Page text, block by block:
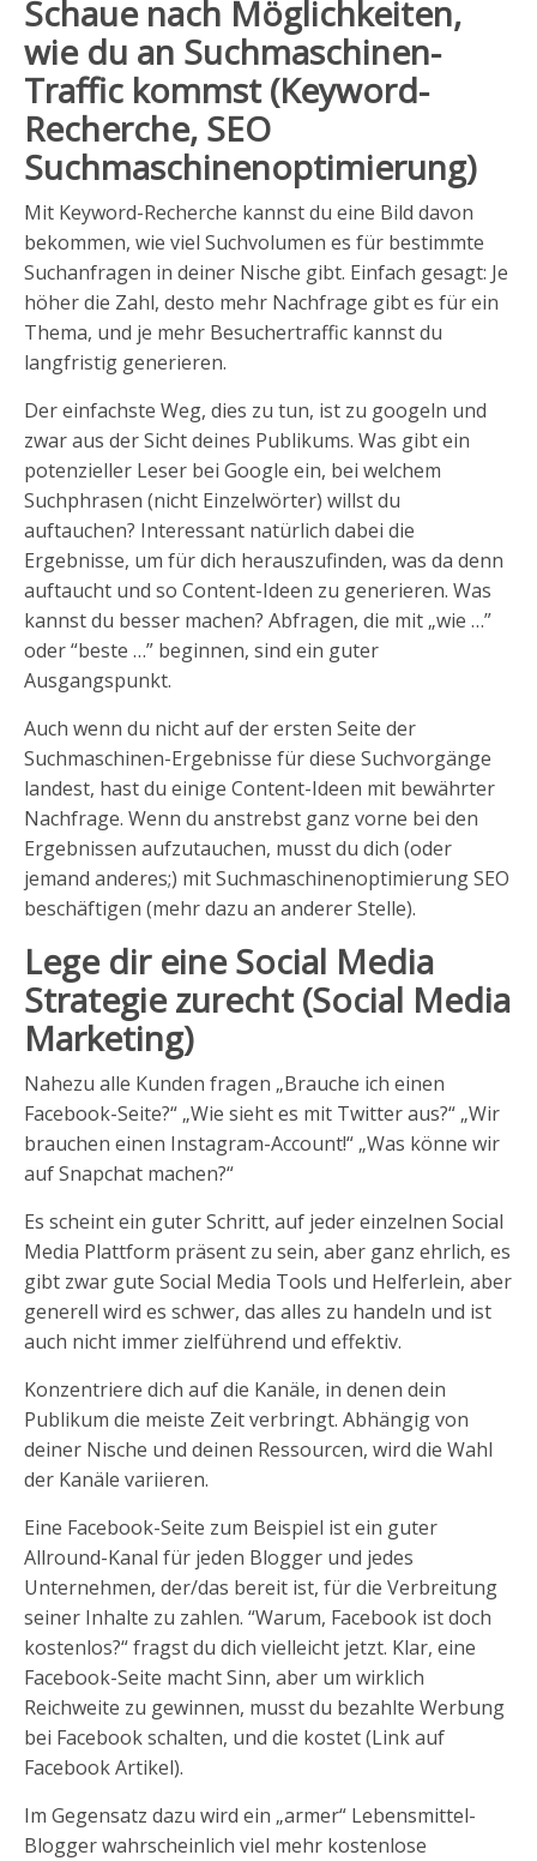
Schaue nach Möglichkeiten,
wie du an Suchmaschinen-
Traffic kommst (Keyword-
Recherche, SEO
Suchmaschinenoptimierung)
Mit Keyword-Recherche kannst du eine Bild davon
bekommen, wie viel Suchvolumen es für bestimmte
Suchanfragen in deiner Nische gibt. Einfach gesagt: Je
höher die Zahl, desto mehr Nachfrage gibt es für ein
Thema, und je mehr Besuchertraffic kannst du
langfristig generieren.
Der einfachste Weg, dies zu tun, ist zu googeln und
zwar aus der Sicht deines Publikums. Was gibt ein
potenzieller Leser bei Google ein, bei welchem
Suchphrasen (nicht Einzelwörter) willst du
auftauchen? Interessant natürlich dabei die
Ergebnisse, um für dich herauszufinden, was da denn
auftaucht und so Content-Ideen zu generieren. Was
kannst du besser machen? Abfragen, die mit „wie …”
oder “beste …” beginnen, sind ein guter
Ausgangspunkt.
Auch wenn du nicht auf der ersten Seite der
Suchmaschinen-Ergebnisse für diese Suchvorgänge
landest, hast du einige Content-Ideen mit bewährter
Nachfrage. Wenn du anstrebst ganz vorne bei den
Ergebnissen aufzutauchen, musst du dich (oder
jemand anderes;) mit Suchmaschinenoptimierung SEO
beschäftigen (mehr dazu an anderer Stelle).
Lege dir eine Social Media
Strategie zurecht (Social Media
Marketing)
Nahezu alle Kunden fragen „Brauche ich einen
Facebook-Seite?“ „Wie sieht es mit Twitter aus?“ „Wir
brauchen einen Instagram-Account!“ „Was könne wir
auf Snapchat machen?“
Es scheint ein guter Schritt, auf jeder einzelnen Social
Media Plattform präsent zu sein, aber ganz ehrlich, es
gibt zwar gute Social Media Tools und Helferlein, aber
generell wird es schwer, das alles zu handeln und ist
auch nicht immer zielführend und effektiv.
Konzentriere dich auf die Kanäle, in denen dein
Publikum die meiste Zeit verbringt. Abhängig von
deiner Nische und deinen Ressourcen, wird die Wahl
der Kanäle variieren.
Eine Facebook-Seite zum Beispiel ist ein guter
Allround-Kanal für jeden Blogger und jedes
Unternehmen, der/das bereit ist, für die Verbreitung
seiner Inhalte zu zahlen. “Warum, Facebook ist doch
kostenlos?“ fragst du dich vielleicht jetzt. Klar, eine
Facebook-Seite macht Sinn, aber um wirklich
Reichweite zu gewinnen, musst du bezahlte Werbung
bei Facebook schalten, und die kostet (Link auf
Facebook Artikel).
Im Gegensatz dazu wird ein „armer“ Lebensmittel-
Blogger wahrscheinlich viel mehr kostenlose